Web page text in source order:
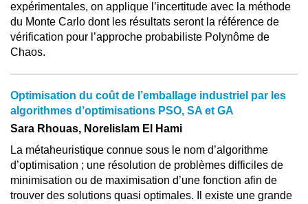
expérimentales, on applique l’incertitude avec la méthode
du Monte Carlo dont les résultats seront la référence de
vérification pour l’approche probabiliste Polynôme de
Chaos.
Optimisation du coût de l’emballage industriel par les
algorithmes d’optimisations PSO, SA et GA
Sara Rhouas, Norelislam El Hami
La métaheuristique connue sous le nom d’algorithme
d’optimisation ; une résolution de problèmes difficiles de
minimisation ou de maximisation d’une fonction afin de
trouver des solutions quasi optimales. Il existe une grande